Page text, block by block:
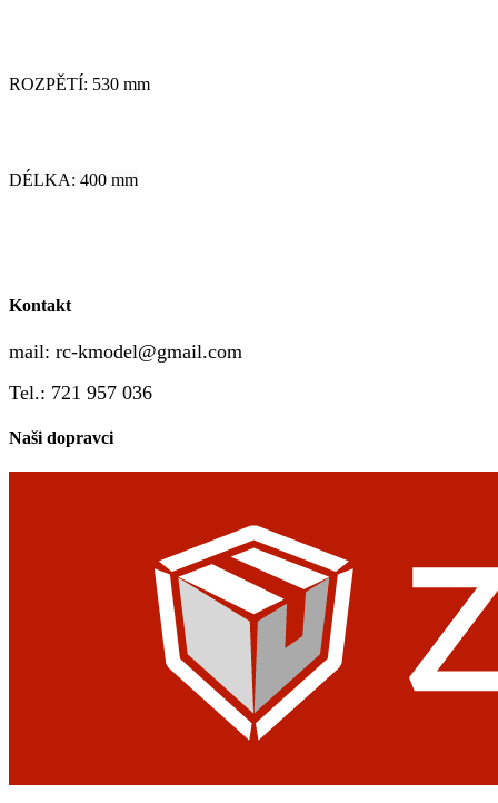
ROZPĚTÍ: 530 mm
DÉLKA: 400 mm
Kontakt
mail: rc-kmodel@gmail.com
Tel.: 721 957 036
Naši dopravci